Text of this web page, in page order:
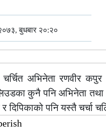
बुधबार २०:२०
अभिनेता रणवीर कपुर
कुनै पनि अभिनेता
दिपिकाको पनि यस्तै चर्चा